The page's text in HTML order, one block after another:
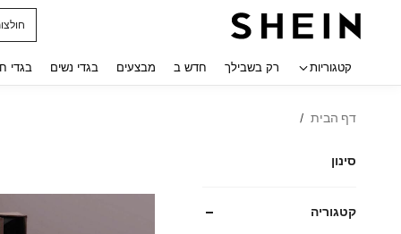
נעלי
קטגוריות רק בשבילך חדש ב מבצעים בגדי נשים בגדי
דף הבית /
סינון
קטגוריה